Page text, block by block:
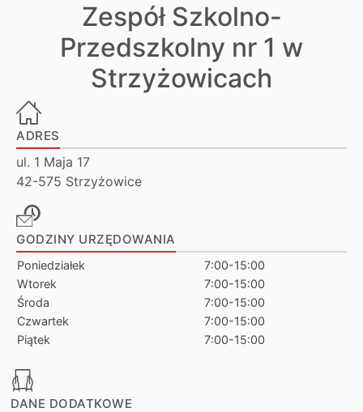
Zespół Szkolno-
Przedszkolny nr 1 w
Strzyżowicach
ADRES
ul. 1 Maja 17
42-575 Strzyżowice
GODZINY URZĘDOWANIA
Poniedziałek
7:00-15:00
Wtorek
7:00-15:00
Środa
7:00-15:00
Czwartek
7:00-15:00
Piątek
7:00-15:00
DANE DODATKOWE